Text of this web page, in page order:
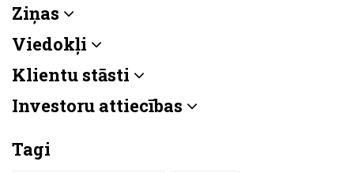
Ziņas
Viedokļi
Klientu stāsti
Investoru attiecības
Tagi